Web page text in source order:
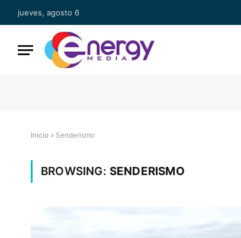
jueves, agosto 6
Inicio » Senderismo
BROWSING: SENDERISMO